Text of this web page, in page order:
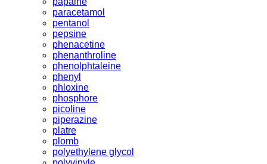
paracetamol
pentanol
pepsine
phenacetine
phenanthroline
phenolphtaleine
phenyl
phloxine
phosphore
picoline
piperazine
platre
plomb
polyethylene glycol